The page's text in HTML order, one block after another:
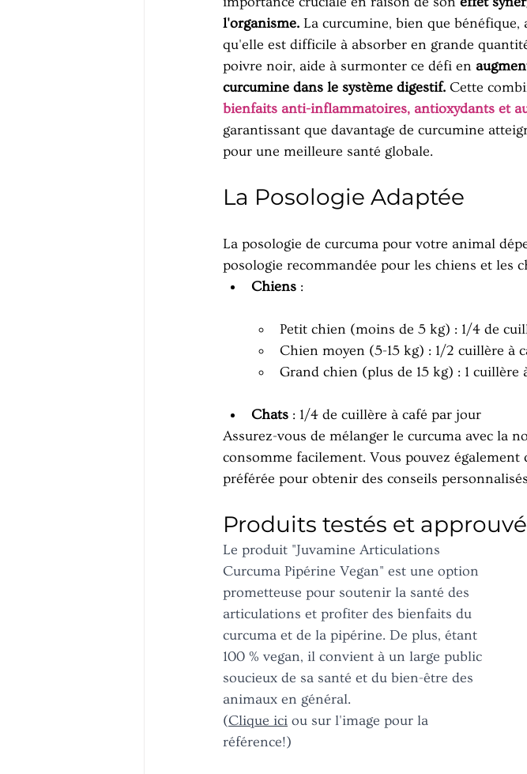
l'organisme. La curcumine, bien que
qu'elle est difficile à absorber en grande
poivre noir, aide à surmonter ce défi en
curcumine dans le système digestif. Cette
bienfaits anti-inflammatoires, antioxydants et
garantissant que davantage de curcumine
pour une meilleure santé globale.
La Posologie Adaptée
La posologie de curcuma pour votre animal
posologie recommandée pour les chiens et les
Chiens :
Petit chien (moins de 5 kg) : 1/4 de
Chien moyen (5-15 kg) : 1/2 cuillère à
Grand chien (plus de 15 kg) : 1 cuillère
Chats : 1/4 de cuillère à café par jour
Assurez-vous de mélanger le curcuma avec la
consomme facilement. Vous pouvez
préférée pour obtenir des conseils
Produits testés et
Le produit "Juvamine Articulations
Curcuma Pipérine Vegan" est une option
prometteuse pour soutenir la santé des
articulations et profiter des bienfaits du
curcuma et de la pipérine. De plus, étant
100 % vegan, il convient à un large public
soucieux de sa santé et du bien-être des
animaux en général.
(Clique ici ou sur l'image pour la
référence!)